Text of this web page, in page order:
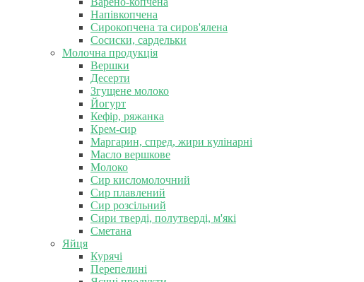
Напівкопчена
Сирокопчена та сиров'ялена
Сосиски, сардельки
Молочна продукція
Вершки
Десерти
Згущене молоко
Йогурт
Кефір, ряжанка
Крем-сир
Маргарин, спред, жири кулінарні
Масло вершкове
Молоко
Сир кисломолочний
Сир плавлений
Сир розсільний
Сири тверді, полутверді, м'які
Сметана
Яйця
Курячі
Перепелині